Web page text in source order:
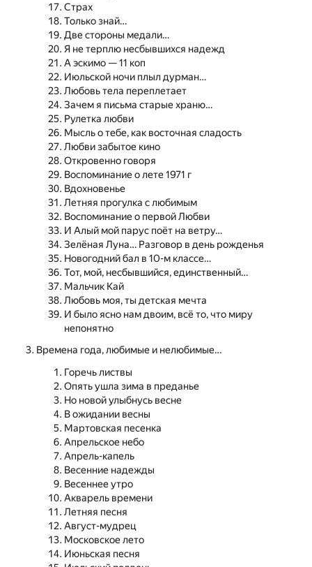
Страх
Только знай…
Две стороны медали…
Я не терплю несбывшихся надежд
А эскимо — 11 коп
Июльской ночи плыл дурман…
Любовь тела переплетает
Зачем я письма старые храню…
Рулетка любви
Мысль о тебе, как восточная сладость
Любви забытое кино
Откровенно говоря
Воспоминание о лете 1971 г
Вдохновенье
Летняя прогулка с любимым
Воспоминание о первой Любви
И Алый мой парус поёт на ветру…
Зелёная Луна… Разговор в день рожденья
Новогодний бал в 10-м классе…
Тот, мой, несбывшийся, единственный…
Мальчик Кай
Любовь моя, ты детская мечта
И было ясно нам двоим, всё то, что миру
непонятно
Времена года, любимые и нелюбимые…
Горечь листвы
Опять ушла зима в преданье
Но новой улыбнусь весне
В ожидании весны
Мартовская песенка
Апрельское небо
Апрель-капель
Весенние надежды
Весеннее утро
Акварель времени
Летняя песня
Август-мудрец
Московское лето
Июньская песня